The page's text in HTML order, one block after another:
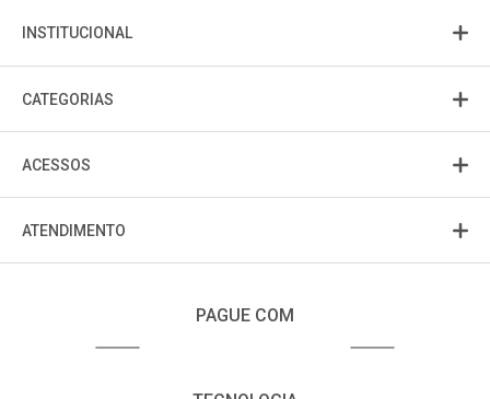
INSTITUCIONAL
CATEGORIAS
ACESSOS
ATENDIMENTO
PAGUE COM